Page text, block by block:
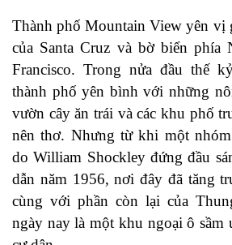
Thành phố Mountain View yên vị
của Santa Cruz và bờ biển phía
Francisco. Trong nửa đầu thế
thành phố yên bình với những
vườn cây ăn trái và các khu phố
nên thơ. Nhưng từ khi một
do William Shockley đứng đầu
dẫn năm 1956, nơi đây đã tăng
cùng với phần còn lại của
ngày nay là một khu ngoại ô sầm